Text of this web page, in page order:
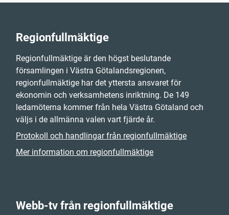
Regionfullmäktige
Regionfullmäktige är den högst beslutande
församlingen i Västra Götalandsregionen,
regionfullmäktige har det yttersta ansvaret för
ekonomin och verksamhetens inriktning. De 149
ledamöterna kommer från hela Västra Götaland och
väljs i de allmänna valen vart fjärde år.
Protokoll och handlingar från regionfullmäktige
Mer information om regionfullmäktige
Webb-tv från regionfullmäktige